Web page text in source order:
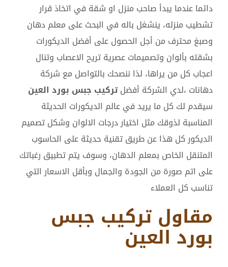
دائما عندما يبدأ صاحب منزل او شقة في اتخاذ قرار
تشطيب منزله، ينشغل باله في البحث على معلم دهان
وصبغ محترف من أجل الحصول على أفضل الديكورات
بشقته بألوان وتصميمات عصرية تريح الاعصاب وتنال
اعجاب كل من يراها، لذا ننصحك بالتواصل مع شركة
دهانات ،لدي الشركة أفضلتركيب جبس بورد العين
سيقدم لك كل ما يريد في عالم الديكورات الحديثة
المناسبة لذوقك مثل اختيار درجات الالوان وشكل تصميم
الديكور كل هذا عن طريق تقنية حديثة على الحاسوب
المتنقل الخاص بمعلم الدهان، وسوف يتم تطبيق رغباتك
على اتم صورة من الجودة والجمال وبأقل الاسعار التي
تناسب كل العملاء
مقاول تركيب جبس
بورد العين